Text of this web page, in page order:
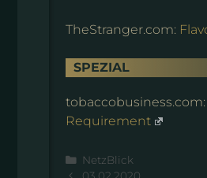
TheStranger.com:
SPEZIAL
tobaccobusiness.com:
Requirement
Kategorien
NetzBlick